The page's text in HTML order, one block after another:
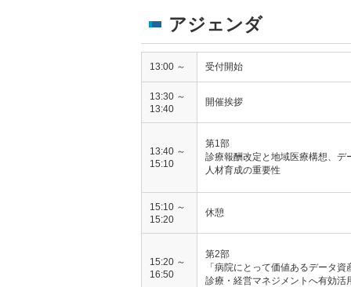
アジェンダ
13:00 ～ 受付開始
13:30 ～
13:40
開催挨拶
13:40 ～
15:10
第1部
診療報酬改定と地域医療構想、デ
人材育成の重要性
15:10 ～
15:20
休憩
15:20 ～
16:50
第2部
「病院にとって価値あるデータ
診療・経営マネジメントへ有効活